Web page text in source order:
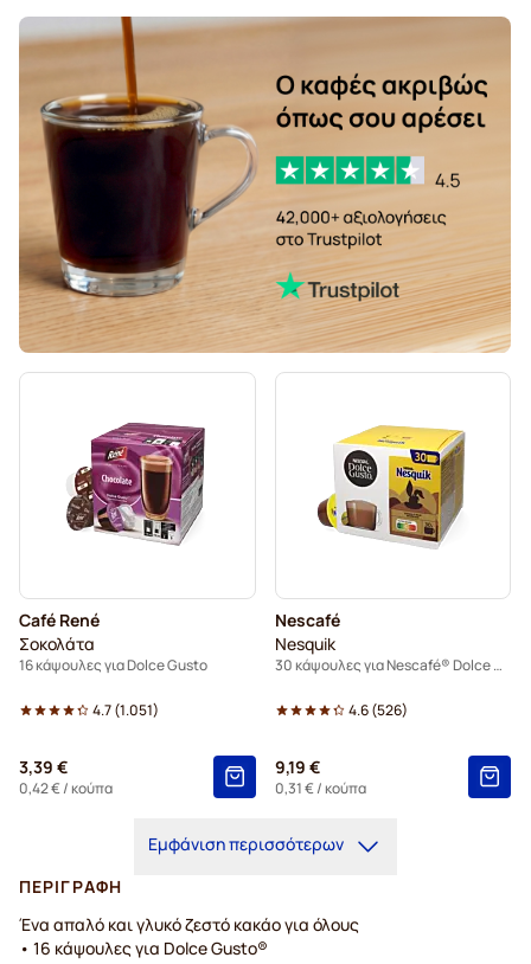
Café René
Σοκολάτα
16 κάψουλες για Dolce Gusto
4.7(1.051)
3,39 €
0,42 €/ κούπα
Nescafé
Nesquik
30 κάψουλες για Nescafé® Dolce Gusto
4.6(526)
9,19 €
0,31 €/ κούπα
Εμφάνιση περισσότερων
ΠΕΡΙΓΡΑΦΉ
Ένα απαλό και γλυκό ζεστό κακάο για όλους
• 16 κάψουλες για Dolce Gusto®